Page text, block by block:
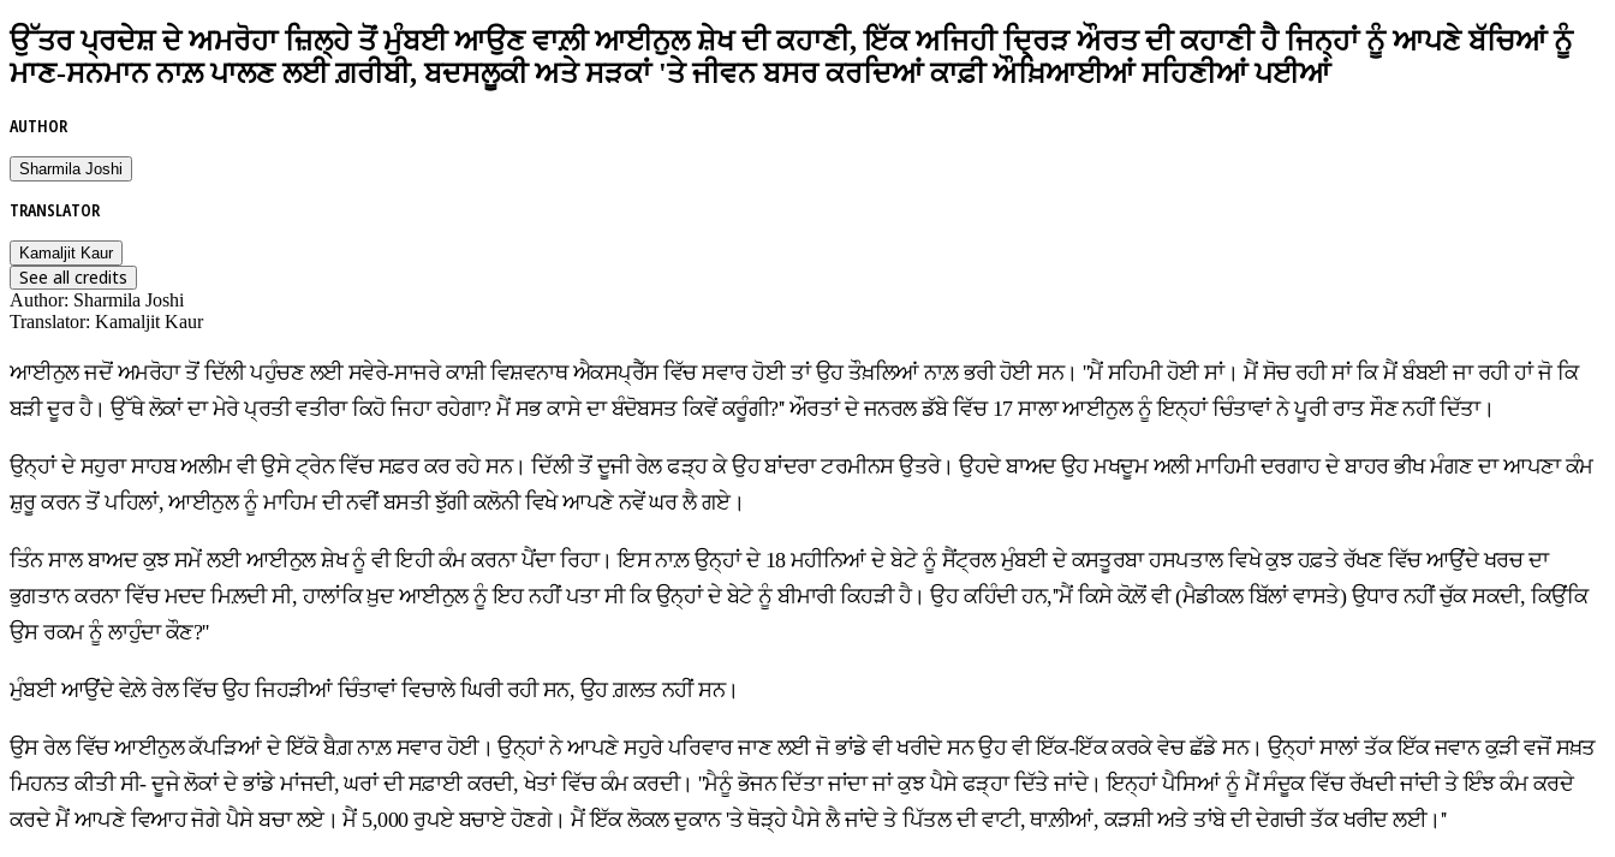
ਉੱਤਰ ਪ੍ਰਦੇਸ਼ ਦੇ ਅਮਰੋਹਾ ਜ਼ਿਲ੍ਹੇ ਤੋਂ ਮੁੰਬਈ ਆਉਣ ਵਾਲ਼ੀ ਆਈਨੁਲ ਸ਼ੇਖ ਦੀ ਕਹਾਣੀ, ਇੱਕ ਅਜਿਹੀ ਦ੍ਰਿੜ ਔਰਤ ਦੀ ਕਹਾਣੀ ਹੈ ਜਿਨ੍ਹਾਂ ਨੂੰ ਆਪਣੇ ਬੱਚਿਆਂ ਨੂੰ
ਮਾਣ-ਸਨਮਾਨ ਨਾਲ਼ ਪਾਲਣ ਲਈ ਗ਼ਰੀਬੀ, ਬਦਸਲੂਕੀ ਅਤੇ ਸੜਕਾਂ 'ਤੇ ਜੀਵਨ ਬਸਰ ਕਰਦਿਆਂ ਕਾਫ਼ੀ ਔਖ਼ਿਆਈਆਂ ਸਹਿਣੀਆਂ ਪਈਆਂ
AUTHOR
Sharmila Joshi
TRANSLATOR
Kamaljit Kaur
See all credits
Author: Sharmila Joshi
Translator: Kamaljit Kaur
ਆਈਨੁਲ ਜਦੋਂ ਅਮਰੋਹਾ ਤੋਂ ਦਿੱਲੀ ਪਹੁੰਚਣ ਲਈ ਸਵੇਰੇ-ਸਾਜਰੇ ਕਾਸ਼ੀ ਵਿਸ਼ਵਨਾਥ ਐਕਸਪ੍ਰੈੱਸ ਵਿੱਚ ਸਵਾਰ ਹੋਈ ਤਾਂ ਉਹ ਤੌਖ਼ਲਿਆਂ ਨਾਲ਼ ਭਰੀ ਹੋਈ ਸਨ। ''ਮੈਂ ਸਹਿਮੀ ਹੋਈ ਸਾਂ। ਮੈਂ ਸੋਚ ਰਹੀ ਸਾਂ ਕਿ ਮੈਂ ਬੰਬਈ ਜਾ ਰਹੀ ਹਾਂ ਜੋ ਕਿ
ਬੜੀ ਦੂਰ ਹੈ। ਉੱਥੇ ਲੋਕਾਂ ਦਾ ਮੇਰੇ ਪ੍ਰਤੀ ਵਤੀਰਾ ਕਿਹੋ ਜਿਹਾ ਰਹੇਗਾ? ਮੈਂ ਸਭ ਕਾਸੇ ਦਾ ਬੰਦੋਬਸਤ ਕਿਵੇਂ ਕਰੂੰਗੀ?'' ਔਰਤਾਂ ਦੇ ਜਨਰਲ ਡੱਬੇ ਵਿੱਚ 17 ਸਾਲਾ ਆਈਨੁਲ ਨੂੰ ਇਨ੍ਹਾਂ ਚਿੰਤਾਵਾਂ ਨੇ ਪੂਰੀ ਰਾਤ ਸੌਣ ਨਹੀਂ ਦਿੱਤਾ।
ਉਨ੍ਹਾਂ ਦੇ ਸਹੁਰਾ ਸਾਹਬ ਅਲੀਮ ਵੀ ਉਸੇ ਟ੍ਰੇਨ ਵਿੱਚ ਸਫ਼ਰ ਕਰ ਰਹੇ ਸਨ। ਦਿੱਲੀ ਤੋਂ ਦੂਜੀ ਰੇਲ ਫੜ੍ਹ ਕੇ ਉਹ ਬਾਂਦਰਾ ਟਰਮੀਨਸ ਉਤਰੇ। ਉਹਦੇ ਬਾਅਦ ਉਹ ਮਖਦੂਮ ਅਲੀ ਮਾਹਿਮੀ ਦਰਗਾਹ ਦੇ ਬਾਹਰ ਭੀਖ ਮੰਗਣ ਦਾ ਆਪਣਾ ਕੰਮ
ਸ਼ੁਰੂ ਕਰਨ ਤੋਂ ਪਹਿਲਾਂ, ਆਈਨੁਲ ਨੂੰ ਮਾਹਿਮ ਦੀ ਨਵੀਂ ਬਸਤੀ ਝੁੱਗੀ ਕਲੋਨੀ ਵਿਖੇ ਆਪਣੇ ਨਵੇਂ ਘਰ ਲੈ ਗਏ।
ਤਿੰਨ ਸਾਲ ਬਾਅਦ ਕੁਝ ਸਮੇਂ ਲਈ ਆਈਨੁਲ ਸ਼ੇਖ ਨੂੰ ਵੀ ਇਹੀ ਕੰਮ ਕਰਨਾ ਪੈਂਦਾ ਰਿਹਾ। ਇਸ ਨਾਲ਼ ਉਨ੍ਹਾਂ ਦੇ 18 ਮਹੀਨਿਆਂ ਦੇ ਬੇਟੇ ਨੂੰ ਸੈਂਟ੍ਰਲ ਮੁੰਬਈ ਦੇ ਕਸਤੂਰਬਾ ਹਸਪਤਾਲ ਵਿਖੇ ਕੁਝ ਹਫ਼ਤੇ ਰੱਖਣ ਵਿੱਚ ਆਉਂਦੇ ਖਰਚ ਦਾ
ਭੁਗਤਾਨ ਕਰਨਾ ਵਿੱਚ ਮਦਦ ਮਿਲ਼ਦੀ ਸੀ, ਹਾਲਾਂਕਿ ਖ਼ੁਦ ਆਈਨੁਲ ਨੂੰ ਇਹ ਨਹੀਂ ਪਤਾ ਸੀ ਕਿ ਉਨ੍ਹਾਂ ਦੇ ਬੇਟੇ ਨੂੰ ਬੀਮਾਰੀ ਕਿਹੜੀ ਹੈ। ਉਹ ਕਹਿੰਦੀ ਹਨ,''ਮੈਂ ਕਿਸੇ ਕੋਲ਼ੋਂ ਵੀ (ਮੈਡੀਕਲ ਬਿੱਲਾਂ ਵਾਸਤੇ) ਉਧਾਰ ਨਹੀਂ ਚੁੱਕ ਸਕਦੀ, ਕਿਉਂਕਿ
ਉਸ ਰਕਮ ਨੂੰ ਲਾਹੁੰਦਾ ਕੌਣ?''
ਮੁੰਬਈ ਆਉਂਦੇ ਵੇਲ਼ੇ ਰੇਲ ਵਿੱਚ ਉਹ ਜਿਹੜੀਆਂ ਚਿੰਤਾਵਾਂ ਵਿਚਾਲੇ ਘਿਰੀ ਰਹੀ ਸਨ, ਉਹ ਗ਼ਲਤ ਨਹੀਂ ਸਨ।
ਉਸ ਰੇਲ ਵਿੱਚ ਆਈਨੁਲ ਕੱਪੜਿਆਂ ਦੇ ਇੱਕੋ ਬੈਗ਼ ਨਾਲ਼ ਸਵਾਰ ਹੋਈ। ਉਨ੍ਹਾਂ ਨੇ ਆਪਣੇ ਸਹੁਰੇ ਪਰਿਵਾਰ ਜਾਣ ਲਈ ਜੋ ਭਾਂਡੇ ਵੀ ਖਰੀਦੇ ਸਨ ਉਹ ਵੀ ਇੱਕ-ਇੱਕ ਕਰਕੇ ਵੇਚ ਛੱਡੇ ਸਨ। ਉਨ੍ਹਾਂ ਸਾਲਾਂ ਤੱਕ ਇੱਕ ਜਵਾਨ ਕੁੜੀ ਵਜੋਂ ਸਖ਼ਤ
ਮਿਹਨਤ ਕੀਤੀ ਸੀ- ਦੂਜੇ ਲੋਕਾਂ ਦੇ ਭਾਂਡੇ ਮਾਂਜਦੀ, ਘਰਾਂ ਦੀ ਸਫ਼ਾਈ ਕਰਦੀ, ਖੇਤਾਂ ਵਿੱਚ ਕੰਮ ਕਰਦੀ। ''ਮੈਨੂੰ ਭੋਜਨ ਦਿੱਤਾ ਜਾਂਦਾ ਜਾਂ ਕੁਝ ਪੈਸੇ ਫੜ੍ਹਾ ਦਿੱਤੇ ਜਾਂਦੇ। ਇਨ੍ਹਾਂ ਪੈਸਿਆਂ ਨੂੰ ਮੈਂ ਸੰਦੂਕ ਵਿੱਚ ਰੱਖਦੀ ਜਾਂਦੀ ਤੇ ਇੰਝ ਕੰਮ ਕਰਦੇ
ਕਰਦੇ ਮੈਂ ਆਪਣੇ ਵਿਆਹ ਜੋਗੇ ਪੈਸੇ ਬਚਾ ਲਏ। ਮੈਂ 5,000 ਰੁਪਏ ਬਚਾਏ ਹੋਣਗੇ। ਮੈਂ ਇੱਕ ਲੋਕਲ ਦੁਕਾਨ 'ਤੇ ਥੋੜ੍ਹੇ ਪੈਸੇ ਲੈ ਜਾਂਦੇ ਤੇ ਪਿੱਤਲ ਦੀ ਵਾਟੀ, ਥਾਲ਼ੀਆਂ, ਕੜਸ਼ੀ ਅਤੇ ਤਾਂਬੇ ਦੀ ਦੇਗਚੀ ਤੱਕ ਖਰੀਦ ਲਈ।''